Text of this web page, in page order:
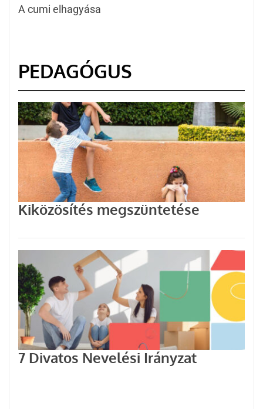
A cumi elhagyása
PEDAGÓGUS
Kiközösítés megszüntetése
7 Divatos Nevelési Irányzat